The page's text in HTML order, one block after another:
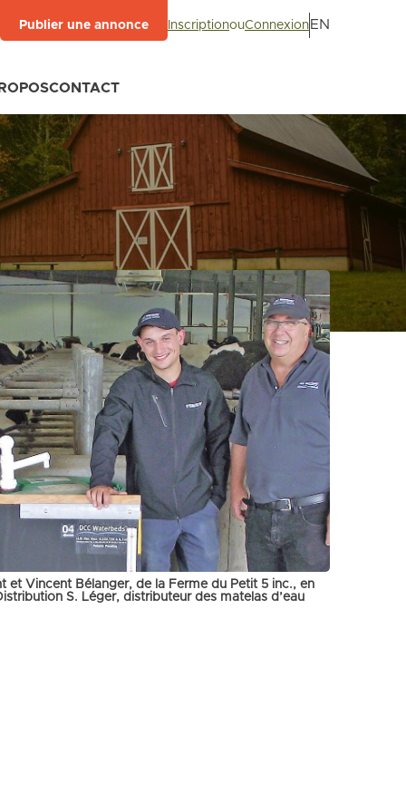
Publier une annonce InscriptionouConnexion EN
CONTACT
et Vincent Bélanger, de la Ferme du Petit 5 inc., en
S. Léger, distributeur des matelas d’eau